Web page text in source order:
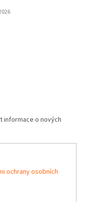
informace o nových
ochrany osobních